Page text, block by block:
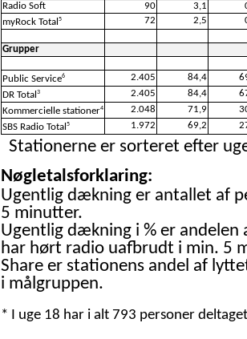
Radio Soft
90 3,1
myRock Total 5 72 2,5
Grupper
Public Service6 2.405 84,4
DR Total 3 2.405 84,4
Kommercielle stationer4 2.048 71,9
SBS Radio Total 5 1.972 69,2
Stationerne er sorteret efter
Nøgletalsforklaring:
Ugentlig dækning er antallet af
5 minutter.
Ugentlig dækning i % er
har hørt radio uafbrudt i min. 5
Share er stationens andel af
i målgruppen.
* I uge 18 har i alt 793 personer